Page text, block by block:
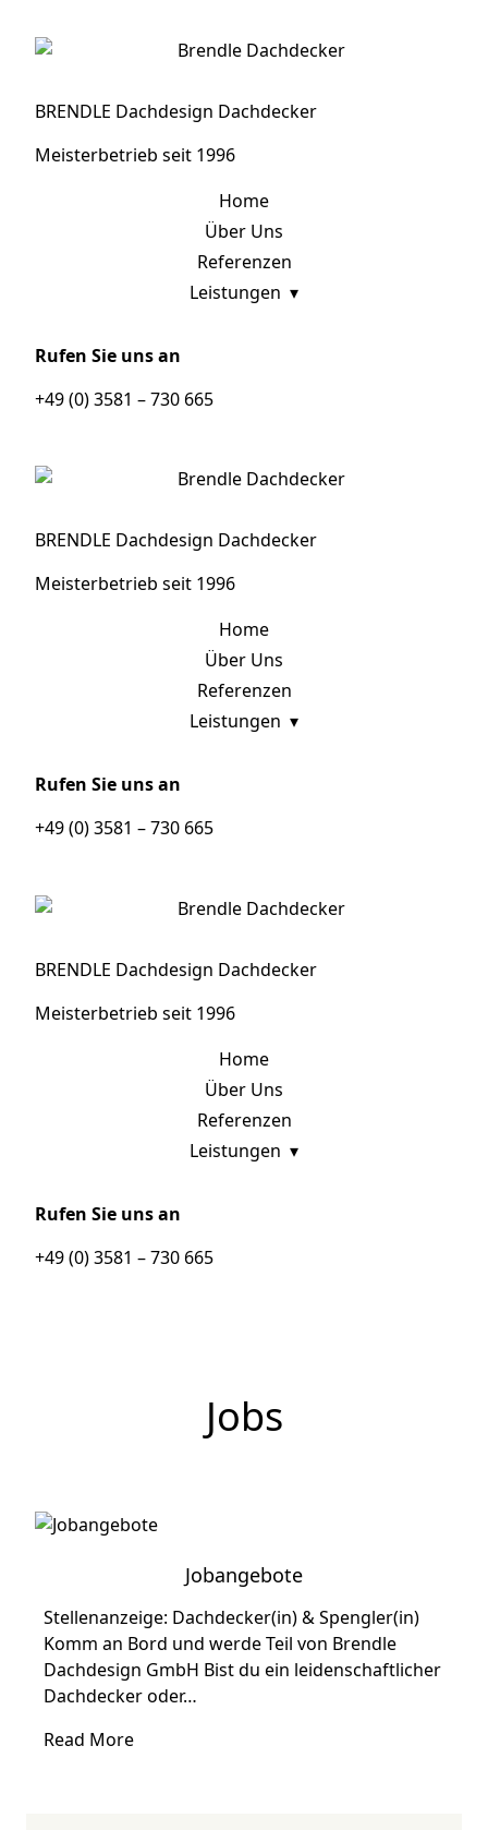
BRENDLE Dachdesign Dachdecker
Meisterbetrieb seit 1996
Home
Über Uns
Referenzen
Leistungen
Rufen Sie uns an
+49 (0) 3581 – 730 665
BRENDLE Dachdesign Dachdecker
Meisterbetrieb seit 1996
Home
Über Uns
Referenzen
Leistungen
Rufen Sie uns an
+49 (0) 3581 – 730 665
BRENDLE Dachdesign Dachdecker
Meisterbetrieb seit 1996
Home
Über Uns
Referenzen
Leistungen
Rufen Sie uns an
+49 (0) 3581 – 730 665
Jobs
Jobangebote
Stellenanzeige: Dachdecker(in) & Spengler(in)
Komm an Bord und werde Teil von Brendle
Dachdesign GmbH Bist du ein leidenschaftlicher
Dachdecker oder…
Read More